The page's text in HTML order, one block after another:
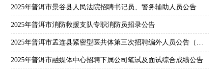
2025年普洱市景谷县人民法院招聘书记员、警务辅助人员公告
2025年普洱市消防救援支队专职消防员招录公告
2025年普洱市孟连县紧密型医共体第三次招聘编外人员公告（一）
2025年普洱市融媒体中心招聘下属公司笔试及面试综合成绩公告